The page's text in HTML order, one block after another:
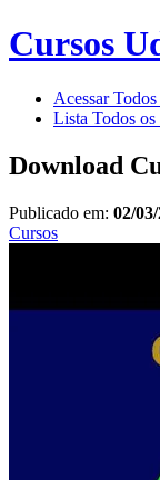
Cursos
Acessar
Lista Todos os
Download
Publicado em: 02/
Cursos